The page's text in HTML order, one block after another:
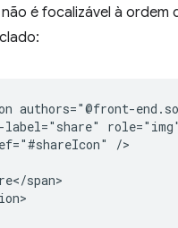
é focalizável à ordem
authors="@front-
label="share"
/>
span>